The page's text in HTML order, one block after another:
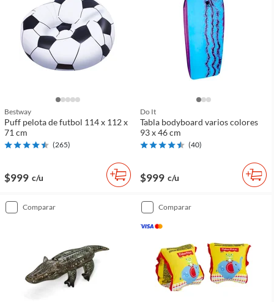
Bestway
Puff pelota de futbol 114 x 112 x
71 cm
(265)
$999 c/u
Do It
Tabla bodyboard varios colores
93 x 46 cm
(40)
$999 c/u
comparar comparar